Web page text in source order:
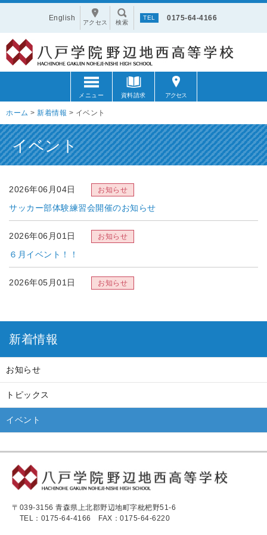
0175-64-4166
検索
English
アクセス
メニュー 資料請求 アクセス
ホーム > 新着情報 > イベント
イベント
2026年06月04日
サッカー部体験練習会開催のお知らせ
2026年06月01日
６月イベント！！
2026年05月01日
４月イベント！！
2026年03月01日
３月イベント！！
2026年02月01日
2026年01月01日
１月イベント！！
2025年12月05日
新着情報
お知らせ
トピックス
イベント
〒039-3156 青森県上北郡野辺地町字枇杷野51-6
TEL：0175-64-4166
FAX：0175-64-6220